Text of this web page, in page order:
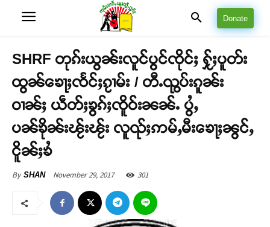
Donate
SHRF တုၵ်းယွၼ်းလူင်ပွင်ၸိုင်ႈ ႁႂ်ႈပူတ်း
ထွၼ်ၶေႃႈၸႅင်ႈၵႂၢမ်း / တီႉၺွပ်းၵူၼ်း
ဝၢၼ်ႈ ယဵတ်ႈၶွၵ်ႈၸိူဝ်းၼၼ်ႉ ပွႆႇ
ပၼ်ၶိုၼ်းၽႂ်းၽႂ်း လူၺ်ႈဢမ်ႇမီးၶေႃႈၼွင်ႇ
ငိူၼ်ႈၶႆ
By SHAN November 29, 2017 301